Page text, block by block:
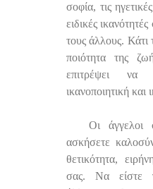
σοφία, τις
ειδικές
τους άλλους. Κάτι
ποιότητα της
επιτρέψει
ικανοποιητική και
Οι άγγελοι
ασκήσετε
θετικότητα,
σας. Να είστε